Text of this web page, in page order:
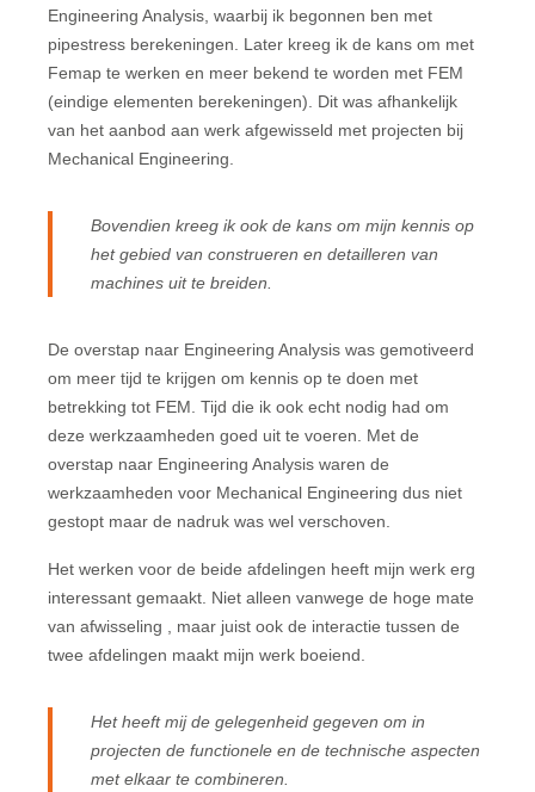
Engineering Analysis, waarbij ik begonnen ben met
pipestress berekeningen. Later kreeg ik de kans om met
Femap te werken en meer bekend te worden met FEM
(eindige elementen berekeningen). Dit was afhankelijk
van het aanbod aan werk afgewisseld met projecten bij
Mechanical Engineering.
Bovendien kreeg ik ook de kans om mijn kennis op
het gebied van construeren en detailleren van
machines uit te breiden.
De overstap naar Engineering Analysis was gemotiveerd
om meer tijd te krijgen om kennis op te doen met
betrekking tot FEM. Tijd die ik ook echt nodig had om
deze werkzaamheden goed uit te voeren. Met de
overstap naar Engineering Analysis waren de
werkzaamheden voor Mechanical Engineering dus niet
gestopt maar de nadruk was wel verschoven.
Het werken voor de beide afdelingen heeft mijn werk erg
interessant gemaakt. Niet alleen vanwege de hoge mate
van afwisseling , maar juist ook de interactie tussen de
twee afdelingen maakt mijn werk boeiend.
Het heeft mij de gelegenheid gegeven om in
projecten de functionele en de technische aspecten
met elkaar te combineren.